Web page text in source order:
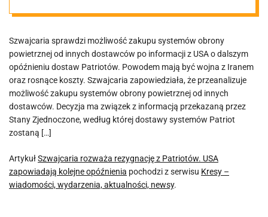
zapowiadają
kolejne
opóźnienia
Szwajcaria sprawdzi możliwość zakupu systemów obrony
powietrznej od innych dostawców po informacji z USA o dalszym
opóźnieniu dostaw Patriotów. Powodem mają być wojna z Iranem
oraz rosnące koszty. Szwajcaria zapowiedziała, że przeanalizuje
możliwość zakupu systemów obrony powietrznej od innych
dostawców. Decyzja ma związek z informacją przekazaną przez
Stany Zjednoczone, według której dostawy systemów Patriot
zostaną […]
ArtykułSzwajcaria rozważa rezygnację z Patriotów. USA
zapowiadają kolejne opóźnienia pochodzi z serwisu Kresy –
wiadomości, wydarzenia, aktualności, newsy.